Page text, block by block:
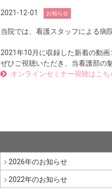
2021-12-01 お知らせ
当院では、看護スタッフによる病
2021年10月に収録した新着の動画
ぜひご視聴いただき、当看護部の
オンラインセミナー視聴はこち
2026年のお知らせ
2022年のお知らせ